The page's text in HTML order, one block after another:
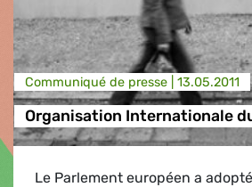
Communiqué de presse | 13.05.2011
Organisation Internationale
Le Parlement européen a